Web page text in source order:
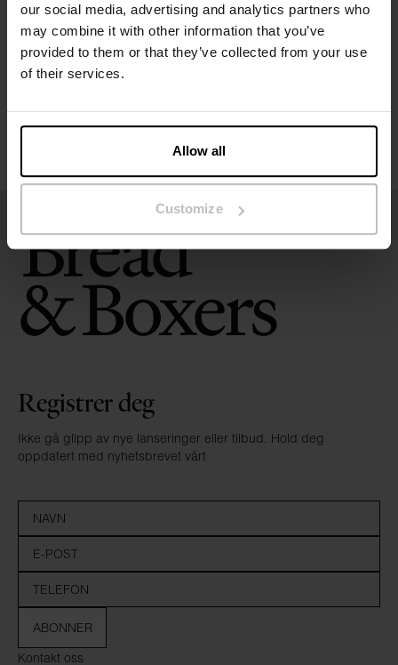
our social media, advertising and analytics partners who
may combine it with other information that you’ve
provided to them or that they’ve collected from your use
of their services.
Allow all
Customize
Størrelsesguide
Vaskeinstruksjoner
Kontakt oss
Registrer deg
Ikke gå glipp av nye lanseringer eller tilbud. Hold deg
oppdatert med nyhetsbrevet vårt
ABONNER